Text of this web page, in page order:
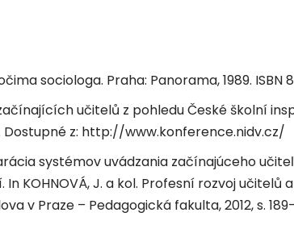
sociologa. Praha: Panorama, 1989.
začínajících učitelů z pohledu České školní
Dostupné z: http://www.konference.nidv.cz/
systémov uvádzania začínajúceho
KOHNOVÁ, J. a kol. Profesní rozvoj učitelů
v Praze – Pedagogická fakulta, 2012, s.